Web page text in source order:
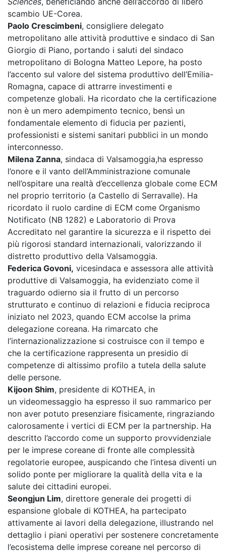
scambio UE-Corea.
Paolo Crescimbeni, consigliere delegato
metropolitano alle attività produttive e sindaco di San
Giorgio di Piano, portando i saluti del sindaco
metropolitano di Bologna Matteo Lepore, ha posto
l’accento sul valore del sistema produttivo dell’Emilia-
Romagna, capace di attrarre investimenti e
competenze globali. Ha ricordato che la certificazione
non è un mero adempimento tecnico, bensì un
fondamentale elemento di fiducia per pazienti,
professionisti e sistemi sanitari pubblici in un mondo
interconnesso.
Milena Zanna, sindaca di Valsamoggia,ha espresso
l’onore e il vanto dell’Amministrazione comunale
nell’ospitare una realtà d’eccellenza globale come ECM
nel proprio territorio (a Castello di Serravalle). Ha
ricordato il ruolo cardine di ECM come Organismo
Notificato (NB 1282) e Laboratorio di Prova
Accreditato nel garantire la sicurezza e il rispetto dei
più rigorosi standard internazionali, valorizzando il
distretto produttivo della Valsamoggia.
Federica Govoni, vicesindaca e assessora alle attività
produttive di Valsamoggia, ha evidenziato come il
traguardo odierno sia il frutto di un percorso
strutturato e continuo di relazioni e fiducia reciproca
iniziato nel 2023, quando ECM accolse la prima
delegazione coreana. Ha rimarcato che
l’internazionalizzazione si costruisce con il tempo e
che la certificazione rappresenta un presidio di
competenze di altissimo profilo a tutela della salute
delle persone.
Kijoon Shim, presidente di KOTHEA, in
un videomessaggio ha espresso il suo rammarico per
non aver potuto presenziare fisicamente, ringraziando
calorosamente i vertici di ECM per la partnership. Ha
descritto l’accordo come un supporto provvidenziale
per le imprese coreane di fronte alle complessità
regolatorie europee, auspicando che l’intesa diventi un
solido ponte per migliorare la qualità della vita e la
salute dei cittadini europei.
Seongjun Lim, direttore generale dei progetti di
espansione globale di KOTHEA, ha partecipato
attivamente ai lavori della delegazione, illustrando nel
dettaglio i piani operativi per sostenere concretamente
l’ecosistema delle imprese coreane nel percorso di